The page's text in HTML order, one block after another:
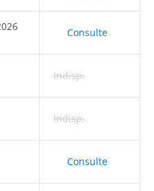
Consulte
Indisp.
Indisp.
Consulte